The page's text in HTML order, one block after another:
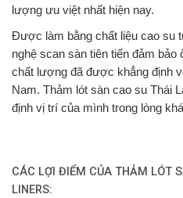
lượng ưu việt nhất hiện nay.
Được làm bằng chất liệu cao su
nghệ scan sàn tiên tiến đảm
chất lượng đã được khẳng định
Nam. Thảm lót sàn cao su Thái
định vị trí của mình trong lòng
CÁC LỢI ĐIỂM CỦA THẢM LÓT
LINERS: